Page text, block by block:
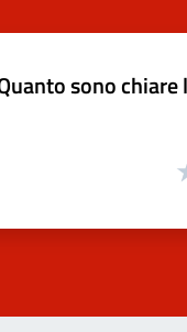
sono